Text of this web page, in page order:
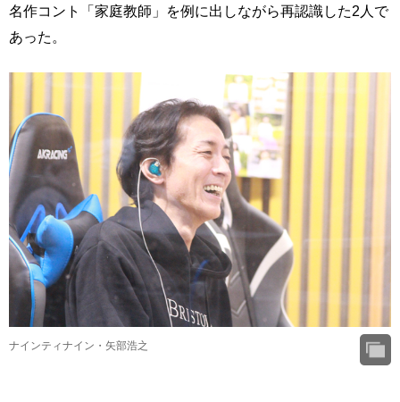
名作コント「家庭教師」を例に出しながら再認識した2人で
あった。
ナインティナイン・矢部浩之